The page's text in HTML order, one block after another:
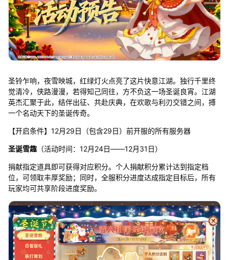
圣铃乍响，夜雪映城，红绿灯火点亮了这片快意江湖。独行千里终
觉清冷，侠路漫漫，若得知己同往，方不负这一场圣诞良宵。江湖
英杰汇聚于此，结伴出征、共赴庆典，在欢歌与利刃交错之间，搏
一个名动天下的圣诞传奇。
【开启条件】12月29日（包含29日）前开服的所有服务器
圣诞雪趣（活动时间：12月24日——12月31日）
捐献指定道具即可获得对应积分。个人捐献积分累计达到指定档
位，可领取丰厚奖励；同时，全服积分进度达成指定目标后，所有
玩家均可共享阶段进度奖励。